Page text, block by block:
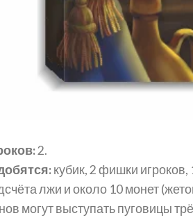
2.
кубик, 2 фишки
лжи и около 10 монет
могут выступать пуговицы